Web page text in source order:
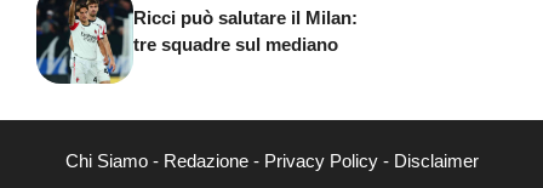
Ricci può salutare il Milan:
tre squadre sul mediano
Chi Siamo- Redazione- Privacy Policy- Disclaimer